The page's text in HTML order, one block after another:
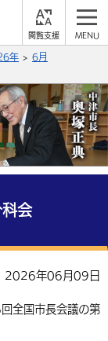
支
白
縮小
ラ
年
6月
科会
2026年06月09日
全国市長会議の第